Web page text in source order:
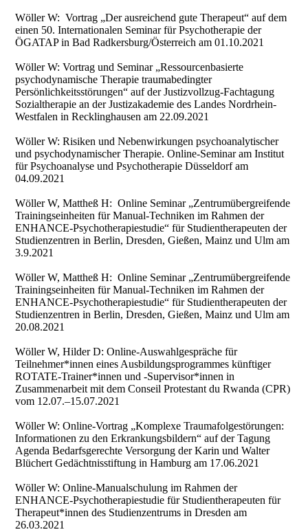
Wöller W: Vortrag „Der ausreichend gute Therapeut“ auf dem
einen 50. Internationalen Seminar für Psychotherapie der
ÖGATAP in Bad Radkersburg/Österreich am 01.10.2021
Wöller W: Vortrag und Seminar „Ressourcenbasierte
psychodynamische Therapie traumabedingter
Persönlichkeitsstörungen“ auf der Justizvollzug-Fachtagung
Sozialtherapie an der Justizakademie des Landes Nordrhein-
Westfalen in Recklinghausen am 22.09.2021
Wöller W: Risiken und Nebenwirkungen psychoanalytischer
und psychodynamischer Therapie. Online-Seminar am Institut
für Psychoanalyse und Psychotherapie Düsseldorf am
04.09.2021
Wöller W, Mattheß H: Online Seminar „Zentrumübergreifende
Trainingseinheiten für Manual-Techniken im Rahmen der
ENHANCE-Psychotherapiestudie“ für Studientherapeuten der
Studienzentren in Berlin, Dresden, Gießen, Mainz und Ulm am
3.9.2021
Wöller W, Mattheß H: Online Seminar „Zentrumübergreifende
Trainingseinheiten für Manual-Techniken im Rahmen der
ENHANCE-Psychotherapiestudie“ für Studientherapeuten der
Studienzentren in Berlin, Dresden, Gießen, Mainz und Ulm am
20.08.2021
Wöller W, Hilder D: Online-Auswahlgespräche für
Teilnehmer*innen eines Ausbildungsprogrammes künftiger
ROTATE-Trainer*innen und -Supervisor*innen in
Zusammenarbeit mit dem Conseil Protestant du Rwanda (CPR)
vom 12.07.–15.07.2021
Wöller W: Online-Vortrag „Komplexe Traumafolgestörungen:
Informationen zu den Erkrankungsbildern“ auf der Tagung
Agenda Bedarfsgerechte Versorgung der Karin und Walter
Blüchert Gedächtnisstiftung in Hamburg am 17.06.2021
Wöller W: Online-Manualschulung im Rahmen der
ENHANCE-Psychotherapiestudie für Studientherapeuten für
Therapeut*innen des Studienzentrums in Dresden am
26.03.2021